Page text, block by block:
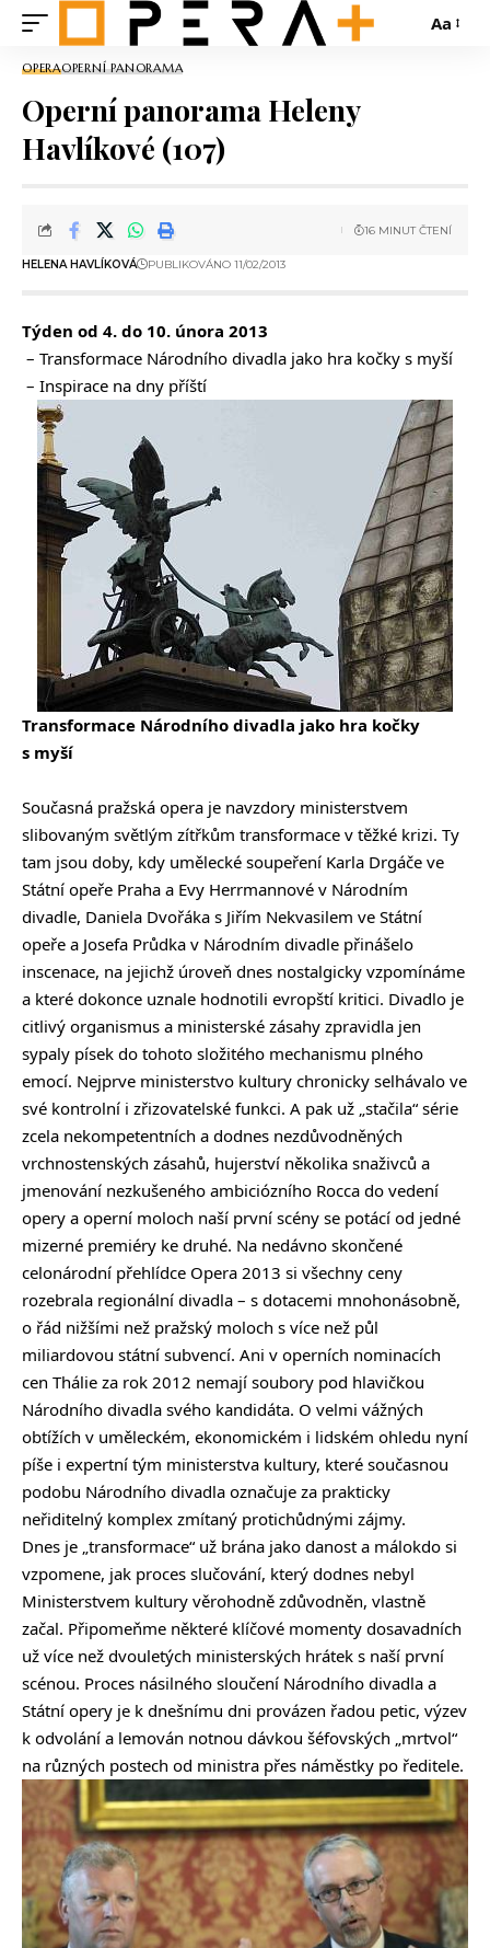
Aa
OPERAOPERNÍ PANORAMA
Operní panorama Heleny
Havlíkové (107)
HELENA HAVLÍKOVÁ PUBLIKOVÁNO 11/02/2013
16 MINUT ČTENÍ
Týden od 4. do 10. února 2013
– Transformace Národního divadla jako hra kočky s myší
– Inspirace na dny příští
Transformace Národního divadla jako hra kočky
s myší
Současná pražská opera je navzdory ministerstvem
slibovaným světlým zítřkům transformace v těžké krizi. Ty
tam jsou doby, kdy umělecké soupeření Karla Drgáče ve
Státní opeře Praha a Evy Herrmannové v Národním
divadle, Daniela Dvořáka s Jiřím Nekvasilem ve Státní
opeře a Josefa Průdka v Národním divadle přinášelo
inscenace, na jejichž úroveň dnes nostalgicky vzpomínáme
a které dokonce uznale hodnotili evropští kritici. Divadlo je
citlivý organismus a ministerské zásahy zpravidla jen
sypaly písek do tohoto složitého mechanismu plného
emocí. Nejprve ministerstvo kultury chronicky selhávalo ve
své kontrolní i zřizovatelské funkci. A pak už „stačila“ série
zcela nekompetentních a dodnes nezdůvodněných
vrchnostenských zásahů, hujerství několika snaživců a
jmenování nezkušeného ambiciózního Rocca do vedení
opery a operní moloch naší první scény se potácí od jedné
mizerné premiéry ke druhé. Na nedávno skončené
celonárodní přehlídce Opera 2013 si všechny ceny
rozebrala regionální divadla – s dotacemi mnohonásobně,
o řád nižšími než pražský moloch s více než půl
miliardovou státní subvencí. Ani v operních nominacích
cen Thálie za rok 2012 nemají soubory pod hlavičkou
Národního divadla svého kandidáta. O velmi vážných
obtížích v uměleckém, ekonomickém i lidském ohledu nyní
píše i expertní tým ministerstva kultury, které současnou
podobu Národního divadla označuje za prakticky
neřiditelný komplex zmítaný protichůdnými zájmy.
Dnes je „transformace“ už brána jako danost a málokdo si
vzpomene, jak proces slučování, který dodnes nebyl
Ministerstvem kultury věrohodně zdůvodněn, vlastně
začal. Připomeňme některé klíčové momenty dosavadních
už více než dvouletých ministerských hrátek s naší první
scénou. Proces násilného sloučení Národního divadla a
Státní opery je k dnešnímu dni provázen řadou petic, výzev
k odvolání a lemován notnou dávkou šéfovských „mrtvol“
na různých postech od ministra přes náměstky po ředitele.